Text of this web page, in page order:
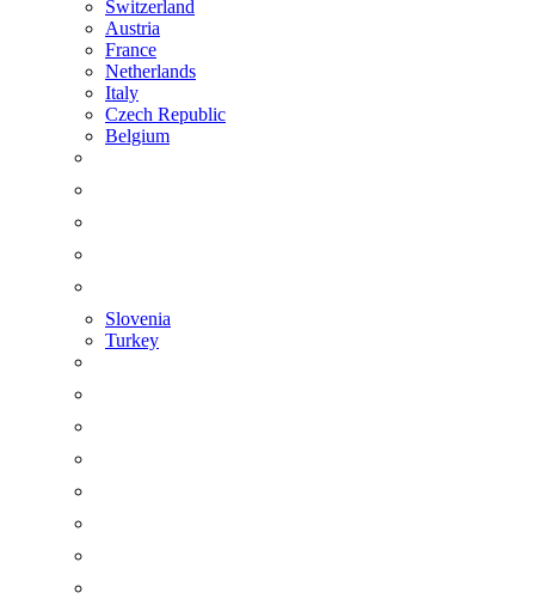
Switzerland
Austria
France
Netherlands
Italy
Czech Republic
Belgium
Slovenia
Turkey